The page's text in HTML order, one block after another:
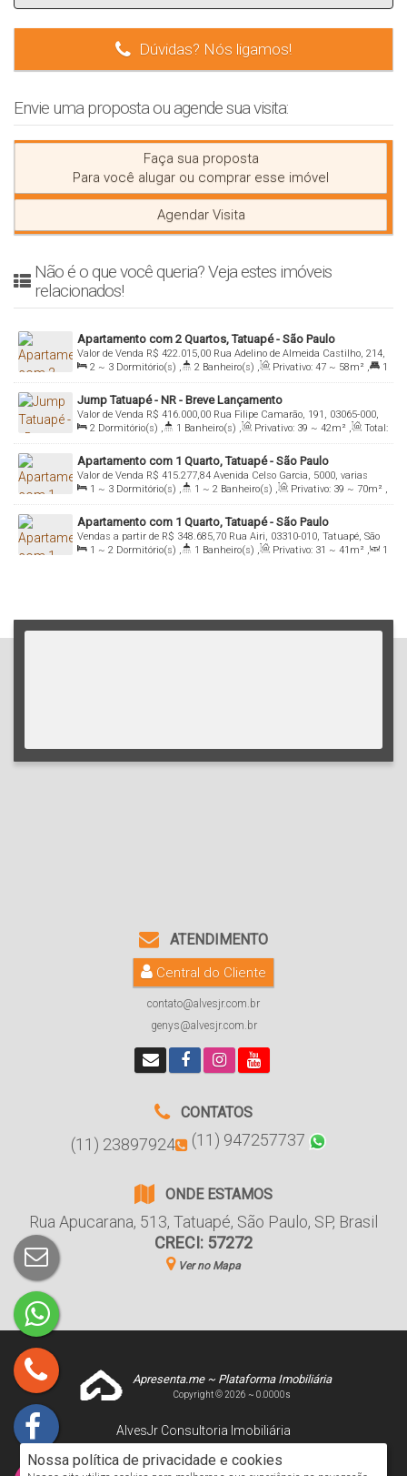
Nossa política de privacidade e cookies
Dúvidas? Nós ligamos!
Envie uma proposta ou agende sua visita:
Faça sua proposta
Para você alugar ou comprar esse imóvel
Agendar Visita
Não é o que você queria? Veja estes imóveis
relacionados!
Apartamento com 2 Quartos, Tatuapé - São Paulo
R$ 422.015,00
Valor de Venda
Rua Adelino de Almeida Castilho, 214,
varias unidades, 03073-050, Tatuapé, São Paulo, São Paulo, Brasil
2 ~ 3 Dormitório(s) , 2 Banheiro(s) , Privativo: 47 ~ 58m² ,
1
Suíte(s) , Total: 47m² , 1 Vaga(s) , Útil: 47 ~ 71m²
Jump Tatuapé - NR - Breve Lançamento
R$ 416.000,00
Valor de Venda
Rua Filipe Camarão, 191, 03065-000,
Tatuapé, São Paulo, São Paulo, Brasil
2 Dormitório(s) , 1 Banheiro(s) , Privativo: 39 ~ 42m² ,
Total:
25m² , Útil: 25 ~ 39m²
Apartamento com 1 Quarto, Tatuapé - São Paulo
R$ 415.277,84
Valor de Venda
Avenida Celso Garcia, 5000, varias
unidades, 03064-000, Tatuapé, São Paulo, São Paulo, Brasil
1 ~ 3 Dormitório(s) , 1 ~ 2 Banheiro(s) , Privativo: 39 ~ 70m² ,
Total: 39m² , Útil: 39 ~ 70m²
Apartamento com 1 Quarto, Tatuapé - São Paulo
R$ 348.685,70
Vendas a partir de
Rua Airi, 03310-010, Tatuapé, São
Paulo, São Paulo, Brasil
1 ~ 2 Dormitório(s) , 1 Banheiro(s) , Privativo: 31 ~ 41m² ,
1
ATENDIMENTO
Central do Cliente
contato@alvesjr.com.br
genys@alvesjr.com.br
CONTATOS
(11) 23897924 (11) 947257737
ONDE ESTAMOS
Rua Apucarana, 513, Tatuapé, São Paulo, SP, Brasil
CRECI: 57272
Ver no Mapa
Apresenta.me ~ Plataforma Imobiliária
Copyright © 2026 ~ 0.0000s
AlvesJr Consultoria Imobiliária